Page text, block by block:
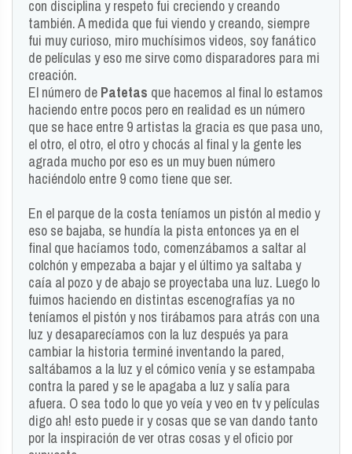
con disciplina y respeto fui creciendo y creando
también. A medida que fui viendo y creando, siempre
fui muy curioso, miro muchísimos videos, soy fanático
de películas y eso me sirve como disparadores para mi
creación.
El número de Patetas que hacemos al final lo estamos
haciendo entre pocos pero en realidad es un número
que se hace entre 9 artistas la gracia es que pasa uno,
el otro, el otro, el otro y chocás al final y la gente les
agrada mucho por eso es un muy buen número
haciéndolo entre 9 como tiene que ser.
En el parque de la costa teníamos un pistón al medio y
eso se bajaba, se hundía la pista entonces ya en el
final que hacíamos todo, comenzábamos a saltar al
colchón y empezaba a bajar y el último ya saltaba y
caía al pozo y de abajo se proyectaba una luz. Luego lo
fuimos haciendo en distintas escenografías ya no
teníamos el pistón y nos tirábamos para atrás con una
luz y desaparecíamos con la luz después ya para
cambiar la historia terminé inventando la pared,
saltábamos a la luz y el cómico venía y se estampaba
contra la pared y se le apagaba a luz y salía para
afuera. O sea todo lo que yo veía y veo en tv y películas
digo ah! esto puede ir y cosas que se van dando tanto
por la inspiración de ver otras cosas y el oficio por